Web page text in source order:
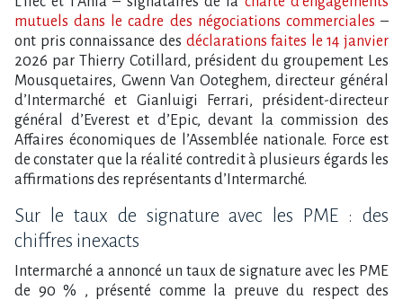
mutuels dans le cadre des négociations commerciales –
ont pris connaissance des déclarations faites le 14 janvier
2026 par Thierry Cotillard, président du groupement Les
Mousquetaires, Gwenn Van Ooteghem, directeur général
d’Intermarché et Gianluigi Ferrari, président-directeur
général d’Everest et d’Epic, devant la commission des
Affaires économiques de l’Assemblée nationale. Force est
de constater que la réalité contredit à plusieurs égards les
affirmations des représentants d’Intermarché.
Sur le taux de signature avec les PME : des
chiffres inexacts
Intermarché a annoncé un taux de signature avec les PME
de 90 % , présenté comme la preuve du respect des